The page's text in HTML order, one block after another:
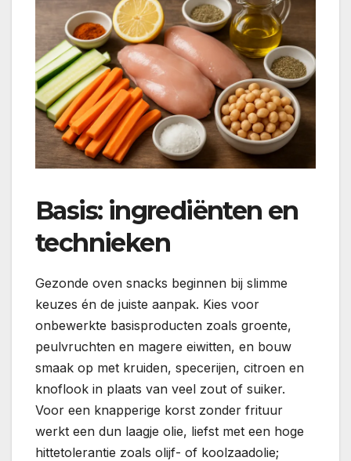
Basis: ingrediënten en
technieken
Gezonde oven snacks beginnen bij slimme
keuzes én de juiste aanpak. Kies voor
onbewerkte basisproducten zoals groente,
peulvruchten en magere eiwitten, en bouw
smaak op met kruiden, specerijen, citroen en
knoflook in plaats van veel zout of suiker.
Voor een knapperige korst zonder frituur
werkt een dun laagje olie, liefst met een hoge
hittetolerantie zoals olijf- of koolzaadolie;